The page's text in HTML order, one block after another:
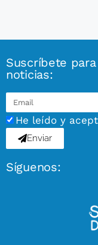
Suscríbete
noticias:
He leído y
Enviar
Síguenos: